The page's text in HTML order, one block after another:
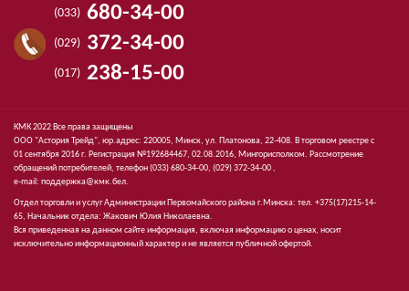
(033) 680-34-00
(029) 372-34-00
(017) 238-15-00
КМК 2022 Все права защищены
ООО "Астория Трейд", юр.адрес: 220005, Минск, ул. Платонова, 22-408. В торговом реестре с
01 сентября 2016 г. Регистрация №192684467, 02.08.2016, Мингорисполком. Рассмотрение
обращений потребителей, телефон(033)680-34-00, (029)372-34-00 ,
e-mail: поддержка@кмк.бел.
Отдел торговли и услуг Администрации Первомайского района г.Минска: тел. +375(17)215-14-
65, Начальник отдела: Жакович Юлия Николаевна.
Вся приведенная на данном сайте информация, включая информацию о ценах, носит
исключительно информационный характер и не является публичной офертой.